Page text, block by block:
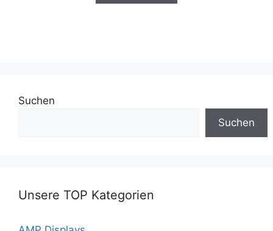
Suchen
Suchen
Unsere TOP Kategorien